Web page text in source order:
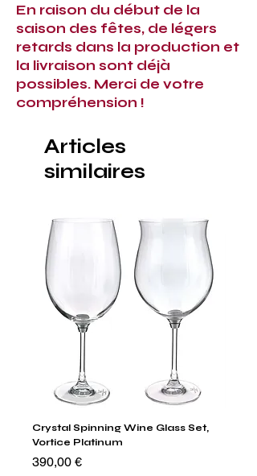
En raison du début de la
saison des fêtes, de légers
retards dans la production et
la livraison sont déjà
possibles. Merci de votre
compréhension !
Articles
similaires
Crystal Spinning Wine Glass Set,
Vortice Platinum
Prix
390,00 €